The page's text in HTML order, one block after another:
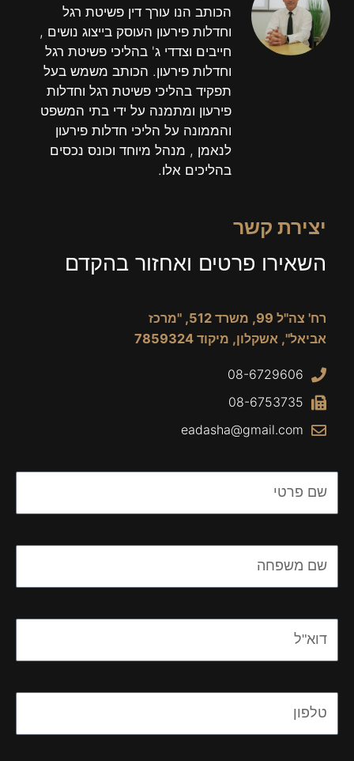
הכותב הנו עורך דין פשיטת רגל
וחדלות פירעון העוסק בייצוג נושים ,
חייבים וצדדי ג' בהליכי פשיטת רגל
וחדלות פירעון. הכותב משמש בעל
תפקיד בהליכי פשיטת רגל וחדלות
פירעון ומתמנה על ידי בתי המשפט
והממונה על הליכי חדלות פירעון
לנאמן , מנהל מיוחד וכונס נכסים
בהליכים אלו.
יצירת קשר
השאירו פרטים ואחזור בהקדם
רח' צה"ל 99, משרד 512, "מרכז
אביאל", אשקלון, מיקוד 7859324
08-6729606
08-6753735
eadasha@gmail.com